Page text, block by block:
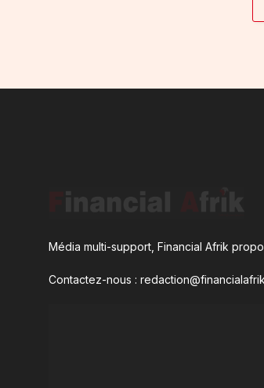
Média multi-support, Financial Afrik
Contactez-nous :